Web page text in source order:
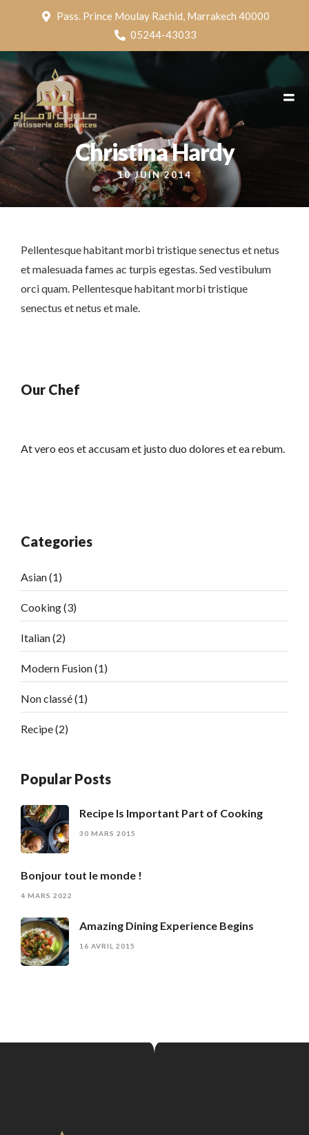
Pass. Prince Moulay Rachid, Marrakech 40000
05244-43033
Christina Hardy
10 JUIN 2014
Pellentesque habitant morbi tristique senectus et netus
et malesuada fames ac turpis egestas. Sed vestibulum
orci quam. Pellentesque habitant morbi tristique
senectus et netus et male.
Our Chef
At vero eos et accusam et justo duo dolores et ea rebum.
Categories
Asian(1)
Cooking(3)
Italian(2)
Modern Fusion(1)
Non classé(1)
Recipe(2)
Popular Posts
Recipe Is Important Part of Cooking
30 MARS 2015
Bonjour tout le monde !
4 MARS 2022
Amazing Dining Experience Begins
16 AVRIL 2015